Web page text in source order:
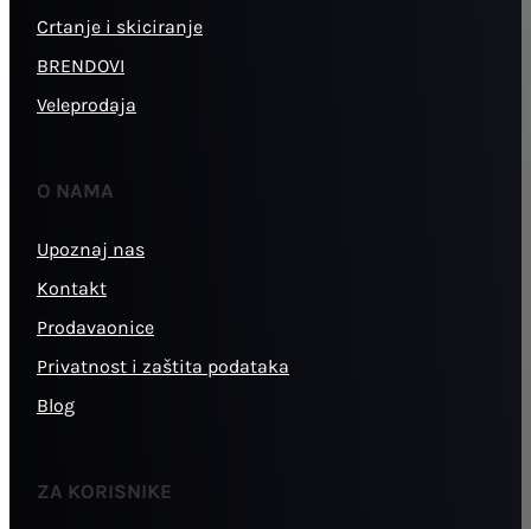
Crtanje i skiciranje
BRENDOVI
Veleprodaja
O NAMA
Upoznaj nas
Kontakt
Prodavaonice
Privatnost i zaštita podataka
Blog
ZA KORISNIKE